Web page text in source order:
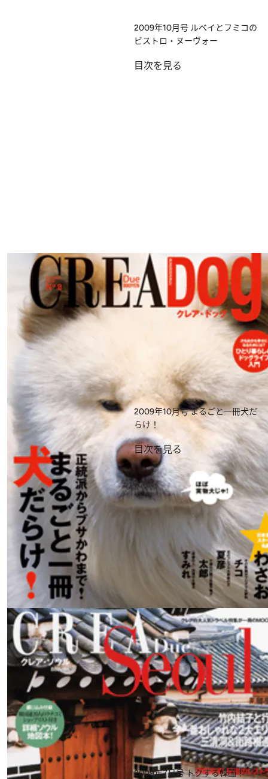
2009年10月号 ルベイとフミコの
ビストロ・ヌーヴォー
目次を見る
2009年10月号まるごと一冊犬だ
らけ！
目次を見る
2009年7月号トクする韓国！